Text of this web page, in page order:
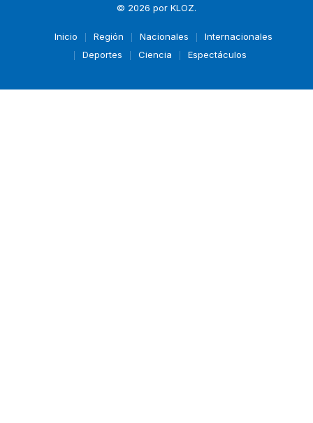
© 2026 por KLOZ.
Inicio Región Nacionales
Internacionales
Deportes
Ciencia Espectáculos